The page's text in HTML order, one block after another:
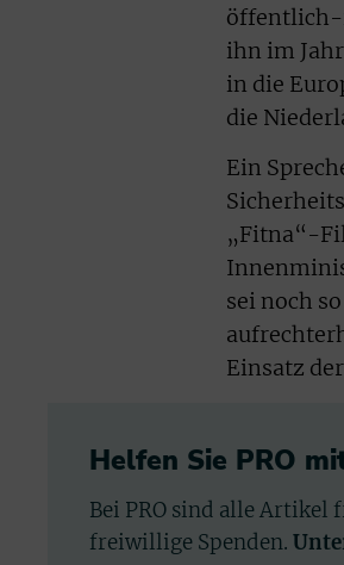
öffentlich-
ihn im
in die
die
Ein
„Fitna“-
sei noch
Einsatz
Helfen Sie PRO
Bei PRO sind alle Artikel
freiwillige Spenden.